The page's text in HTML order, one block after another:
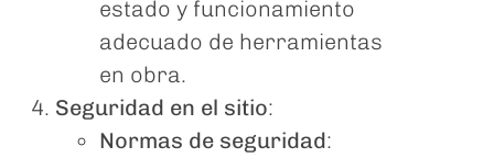
estado y funcionamiento
adecuado de herramientas
en obra.
Seguridad en el sitio:
Normas de seguridad: